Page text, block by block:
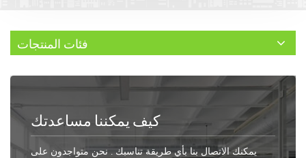
فئات المنتجات
كيف يمكننا مساعدتك
يمكنك الاتصال بنا بأي طريقة تناسبك . نحن متواجدون على